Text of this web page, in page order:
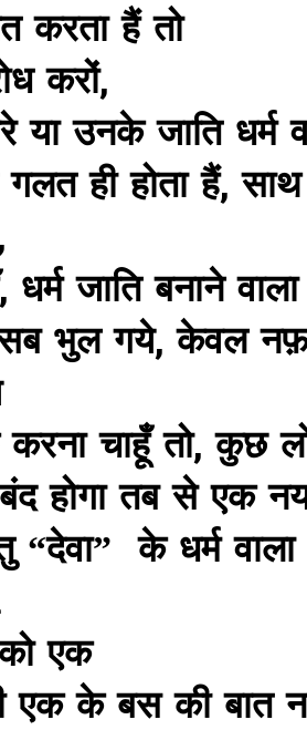
करता हैं तो
करों,
या उनके जाति धर्म
ही होता हैं,
धर्म जाति बनाने
सब भुल गये, केवल
चाहूँ तो, कुछ
होगा तब से एक
“देवा” के धर्म
एक
एक के बस की बात